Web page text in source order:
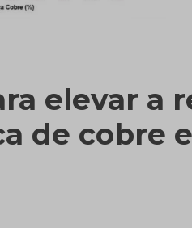
elevar a
de cobre